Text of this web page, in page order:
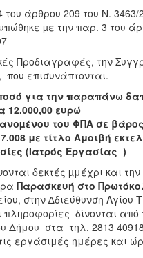
άρθρου 209 του Ν. 3463/
µε την παρ. 3 του
Προδιαγραφές, την
επισυνάπτονται.
για την παραπάνω
12.000,00 ευρώ
του ΦΠΑ σε
με τίτλο Αμοιβή
(Ιατρός Εργασίας )
δεκτές µμέχρι και την
Παρασκευή στο
στην ∆διεύθυνση Αγίου
πληροφορίες δίνονται από
Δήμου στα τηλ. 2813
εργάσιμές ημέρες και